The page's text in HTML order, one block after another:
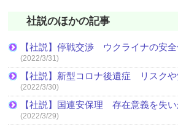
社説のほかの記事
【社説】停戦交渉 ウクライナの安
(2022/3/31)
【社説】新型コロナ後遺症 リスク
(2022/3/30)
【社説】国連安保理 存在意義を失
(2022/3/29)